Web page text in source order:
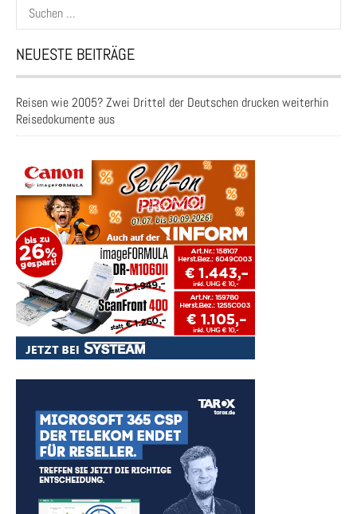
Suchen
nach:
NEUESTE BEITRÄGE
Reisen wie 2005? Zwei Drittel der Deutschen drucken weiterhin
Reisedokumente aus